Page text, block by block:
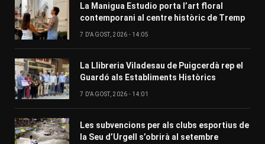
La Manigua Estudio porta l’art floral
contemporani al centre històric de Tremp
7 D'AGOST, 2026 - 14:05
La Llibreria Viladesau de Puigcerdà rep el
Guardó als Establiments Històrics
7 D'AGOST, 2026 - 14:01
Les subvencions per als clubs esportius de
la Seu d’Urgell s’obrirà al setembre